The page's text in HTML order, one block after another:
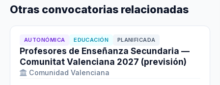
Otras convocatorias relacionadas
AUTONÓMICA EDUCACIÓN PLANIFICADA
Profesores de Enseñanza Secundaria —
Comunitat Valenciana 2027 (previsión)
Comunidad Valenciana